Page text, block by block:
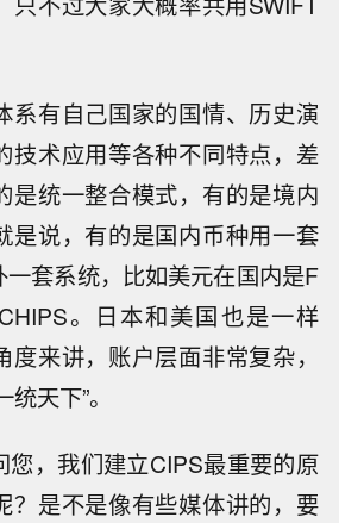
系有自己国家的国情、历史演
技术应用等各种不同特点，差
是统一整合模式，有的是境内
是说，有的是国内币种用一套
一套系统，比如美元在国内是F
。日本和美国也是一样
来讲，账户层面非常复杂，
天下”。
您，我们建立CIPS最重要的原
？是不是像有些媒体讲的，要